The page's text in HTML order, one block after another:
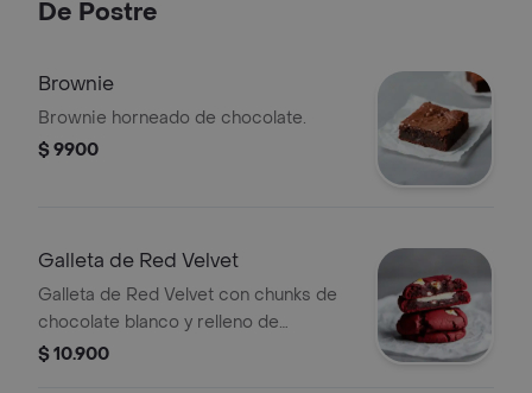
De Postre
Brownie
Brownie horneado de chocolate.
$ 9900
Galleta de Red Velvet
Galleta de Red Velvet con chunks de
chocolate blanco y relleno de
Cheesecake.
$ 10.900